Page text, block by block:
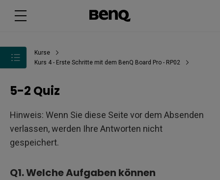
Kurse
Kurs 4 - Erste Schritte mit dem BenQ Board Pro - RP02
5-2 Quiz
Hinweis: Wenn Sie diese Seite vor dem Absenden
verlassen, werden Ihre Antworten nicht
gespeichert.
Q1.Welche Aufgaben können